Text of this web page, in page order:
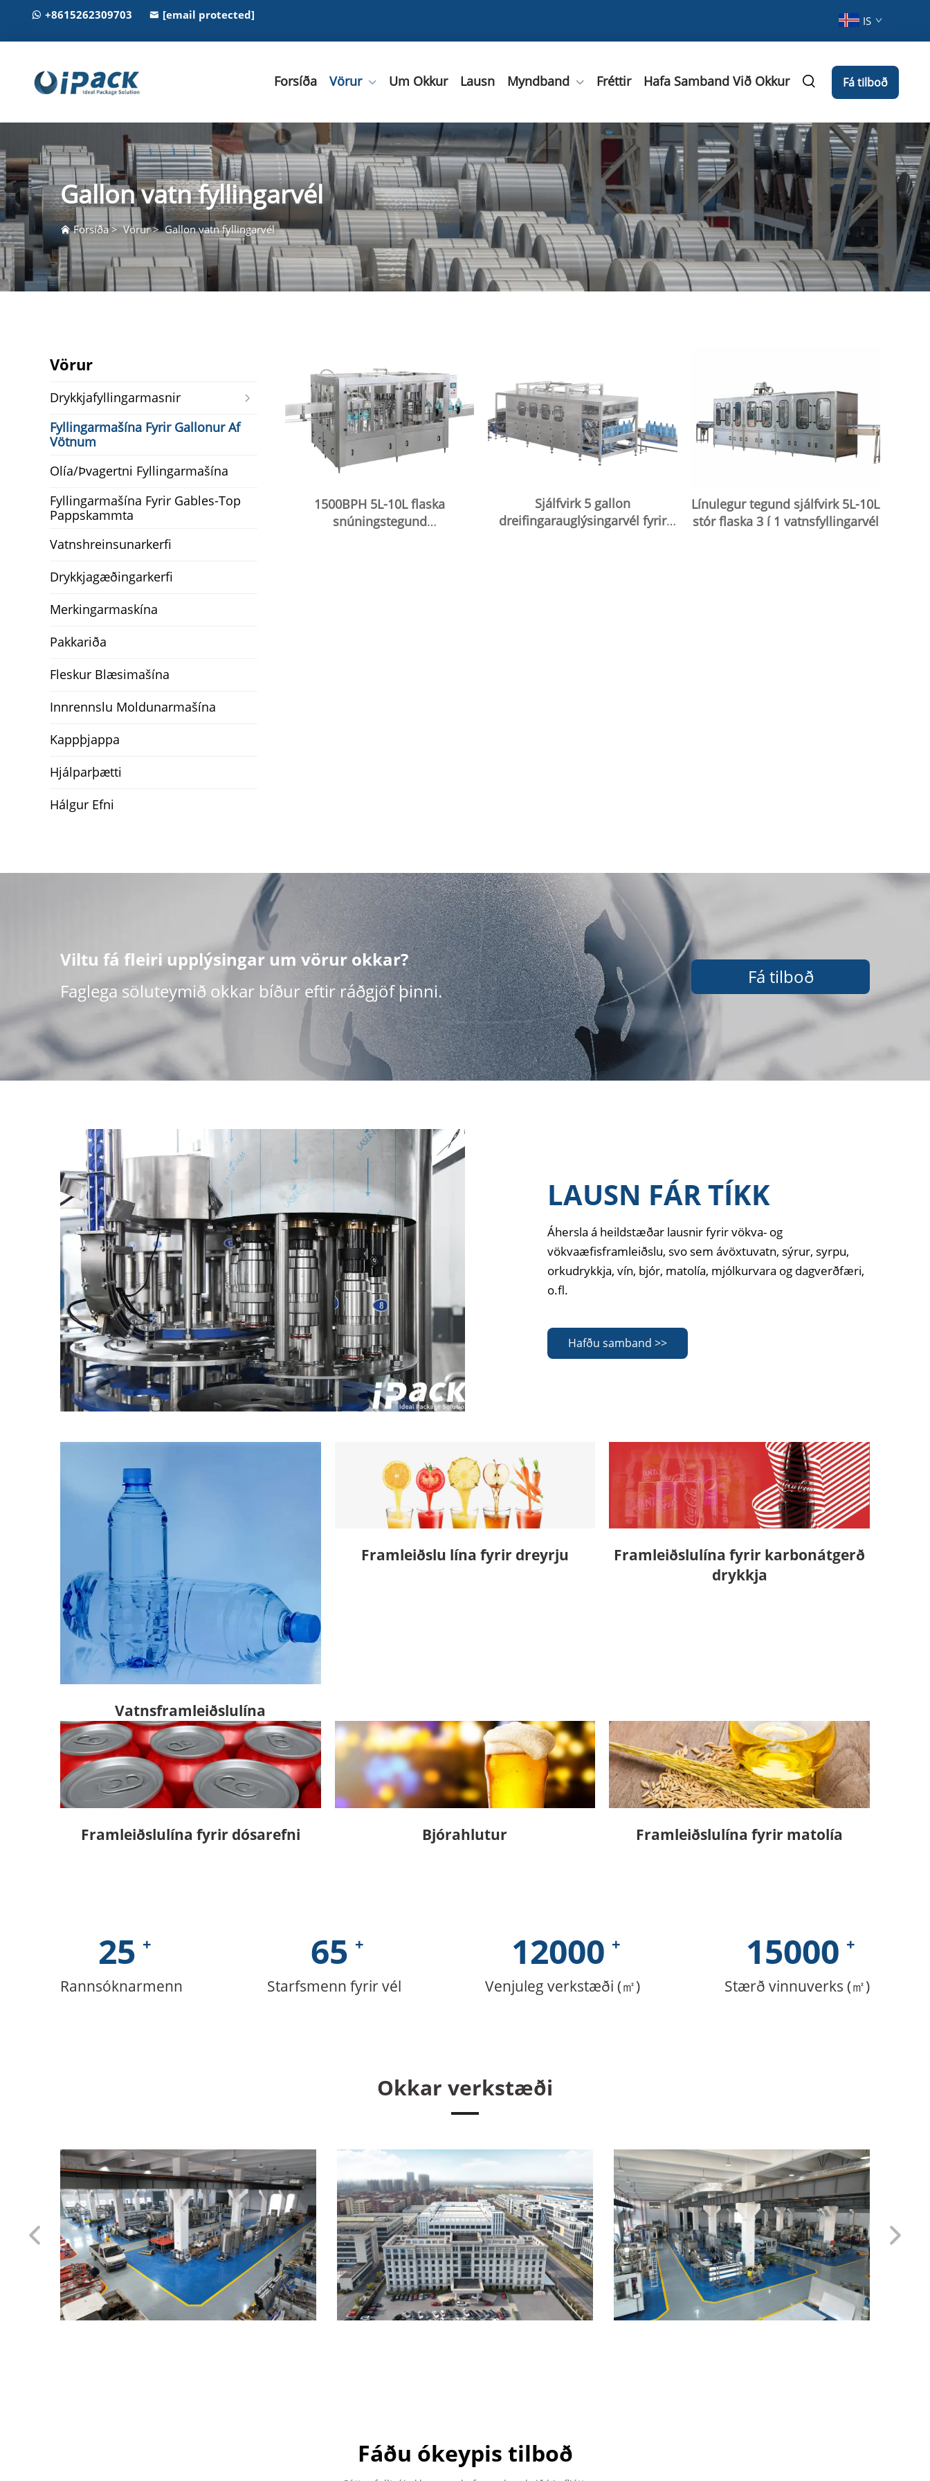
+8615262309703 [email protected] IS
Forsíða Vörur Um Okkur Lausn Myndband Fréttir Hafa Samband Við Okkur Fá tilboð
Gallon vatn fyllingarvél
Forsíða>Vörur>Gallon vatn fyllingarvél
Vörur
Drykkjafyllingarmasnir
Fyllingarmašína Fyrir Gallonur Af
Vötnum
Olía/þvagertni Fyllingarmašína
Fyllingarmašína Fyrir Gables-Top
Pappskammta
Vatnshreinsunarkerfi
Drykkjagæðingarkerfi
Merkingarmaskína
Pakkariða
Fleskur Blæsimašína
Innrennslu Moldunarmašína
Kappþjappa
Hjálparþætti
Hálgur Efni
1500BPH 5L-10L flaska
snúningstegund
Sjálfvirk 5 gallon
dreifingarauglýsingarvél fyrir
Línulegur tegund sjálfvirk 5L-10L
stór flaska 3 í 1 vatnsfyllingarvél
Viltu fá fleiri upplýsingar um vörur okkar?
Faglega söluteymið okkar bíður eftir ráðgjöf þinni.
Fá tilboð
LAUSN FÁR TÍKK
Áhersla á heildstæðar lausnir fyrir vökva- og
vökvaæfisframleiðslu, svo sem ávöxtuvatn, sýrur, syrpu,
orkudrykkja, vín, bjór, matolía, mjólkurvara og dagverðfæri,
o.fl.
Hafðu samband >>
Vatnsframleiðslulína
Framleiðslu lína fyrir dreyrju
Framleiðslulína fyrir karbonátgerð
drykkja
Framleiðslulína fyrir dósarefni Bjórahlutur Framleiðslulína fyrir matolía
25
Rannsóknarmenn
65
Starfsmenn fyrir vél
12000
Venjuleg verkstæði (㎡)
15000
Stærð vinnuverks (㎡)
Okkar verkstæði
Fáðu ókeypis tilboð